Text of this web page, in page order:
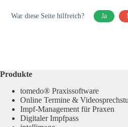
War diese Seite hilfreich? Ja
Produkte
tomedo® Praxissoftware
Online Termine &
Impf-Management für Praxen
Digitaler Impfpass